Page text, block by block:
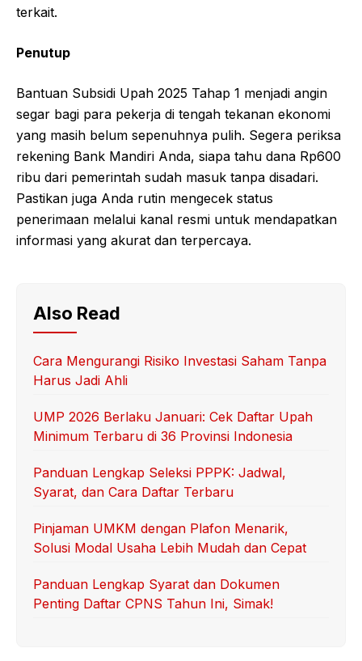
terkait.
Penutup
Bantuan Subsidi Upah 2025 Tahap 1 menjadi angin
segar bagi para pekerja di tengah tekanan ekonomi
yang masih belum sepenuhnya pulih. Segera periksa
rekening Bank Mandiri Anda, siapa tahu dana Rp600
ribu dari pemerintah sudah masuk tanpa disadari.
Pastikan juga Anda rutin mengecek status
penerimaan melalui kanal resmi untuk mendapatkan
informasi yang akurat dan terpercaya.
Also Read
Cara Mengurangi Risiko Investasi Saham Tanpa
Harus Jadi Ahli
UMP 2026 Berlaku Januari: Cek Daftar Upah
Minimum Terbaru di 36 Provinsi Indonesia
Panduan Lengkap Seleksi PPPK: Jadwal,
Syarat, dan Cara Daftar Terbaru
Pinjaman UMKM dengan Plafon Menarik,
Solusi Modal Usaha Lebih Mudah dan Cepat
Panduan Lengkap Syarat dan Dokumen
Penting Daftar CPNS Tahun Ini, Simak!